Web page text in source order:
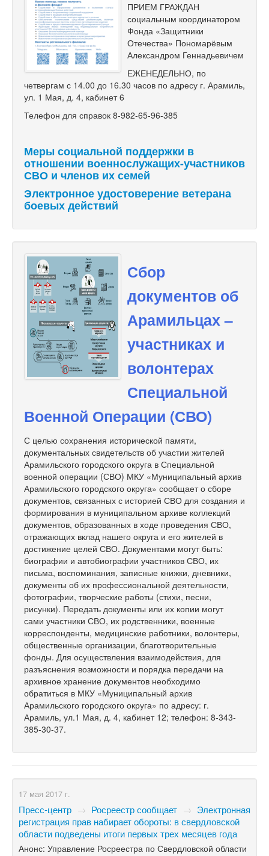
ПРИЕМ ГРАЖДАН
социальным координатором
Фонда «Защитники
Отечества» Пономарёвым
Александром Геннадьевичем
ЕЖЕНЕДЕЛЬНО, по
четвергам с 14.00 до 16.30 часов по адресу г. Арамиль,
ул. 1 Мая, д. 4, кабинет 6
Телефон для справок 8-982-65-96-385
Меры социальной поддержки в
отношении военнослужащих-участников
СВО и членов их семей
Электронное удостоверение ветерана
боевых действий
Сбор
документов об
Арамильцах –
участниках и
волонтерах
Специальной
Военной Операции (СВО)
С целью сохранения исторической памяти,
документальных свидетельств об участии жителей
Арамильского городского округа в Специальной
военной операции (СВО) МКУ «Муниципальный архив
Арамильского городского округа» сообщает о сборе
документов, связанных с историей СВО для создания и
формирования в муниципальном архиве коллекций
документов, образованных в ходе проведения СВО,
отражающих вклад нашего округа и его жителей в
достижение целей СВО. Документами могут быть:
биографии и автобиографии участников СВО, их
письма, воспоминания, записные книжки, дневники,
документы об их профессиональной деятельности,
фотографии, творческие работы (стихи, песни,
рисунки). Передать документы или их копии могут
сами участники СВО, их родственники, военные
корреспонденты, медицинские работники, волонтеры,
общественные организации, благотворительные
фонды. Для осуществления взаимодействия, для
разъяснения возможности и порядка передачи на
архивное хранение документов необходимо
обратиться в МКУ «Муниципальный архив
Арамильского городского округа» по адресу: г.
Арамиль, ул.1 Мая, д. 4, кабинет 12; телефон: 8-343-
385-30-37.
17 мая 2017 г.
Пресс-центр → Росреестр сообщает → Электронная
регистрация прав набирает обороты: в свердловской
области подведены итоги первых трех месяцев года
Анонс: Управление Росреестра по Свердловской области